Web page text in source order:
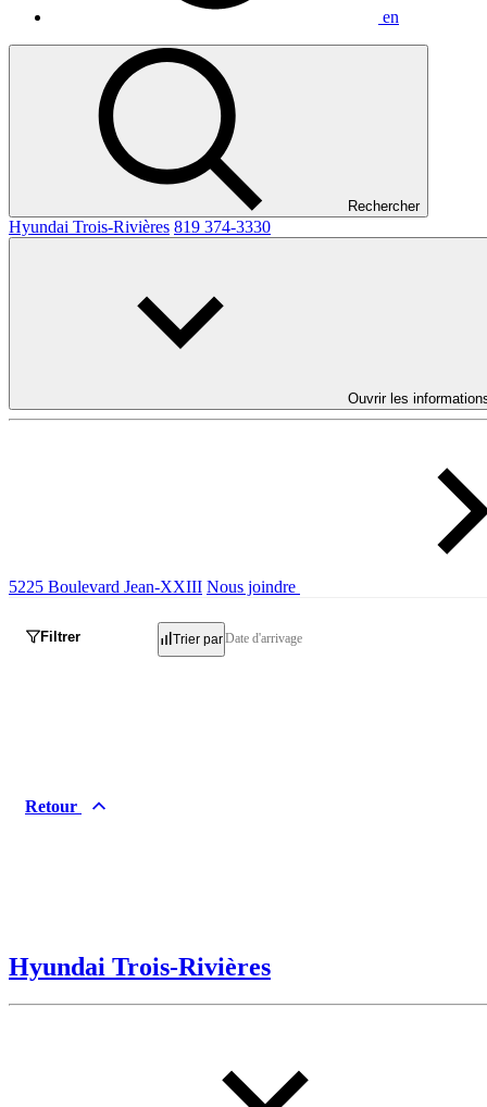
en
Rechercher
Hyundai Trois-Rivières 819 374-3330
Ouvrir les
5225 Boulevard Jean-XXIII Nous joindre
Filtrer Trier parDate d'arrivage
Retour
Hyundai Trois-Rivières